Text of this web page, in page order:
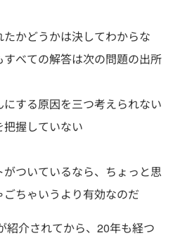
かどうかは決してわからな
べての解答は次の問題の出所
する原因を三つ考えられない
握していない
ついているなら、ちょっと思
ちゃいうより有効なのだ
紹介されてから、20年も経つ